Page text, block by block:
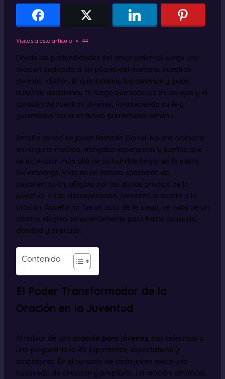
Visitas a este artículo 44
Desde las profundidades del amor paternal, surge una
oración dedicada a los pilares del mañana, nuestros
jóvenes. «Señor, tú que iluminas los caminos y guías
nuestras decisiones, te ruego que seas luz en los ojos y el
corazón de nuestros jóvenes, fortaleciendo su fe y
guiándolos hacia un futuro prometedor. Amén.»
Antaño conocí un joven llamado Daniel. No era ordinario
en ninguna medida, abrigaba esperanzas y sueños que
se extendían más allá de su humilde hogar en la sierra.
Sin embargo, vivía en un estado constante de
desorientación, afligido por las dudas propias de la
juventud. En su desesperación, comenzó a recurrir a la
oración. Aquello no fue un acto de fe ciego, se trató de un
camino elegido conscientemente para hallar consuelo,
claridad y dirección.
Contenido
El Poder Transformador de la
Oración en la Juventud
Al hablar de una oración para jóvenes, nos referimos a
una plegaria llena de esperanzas, expectativas y
ambiciones. En el corazón de cada joven existe una
búsqueda de dirección y propósito. La oración, entonces,